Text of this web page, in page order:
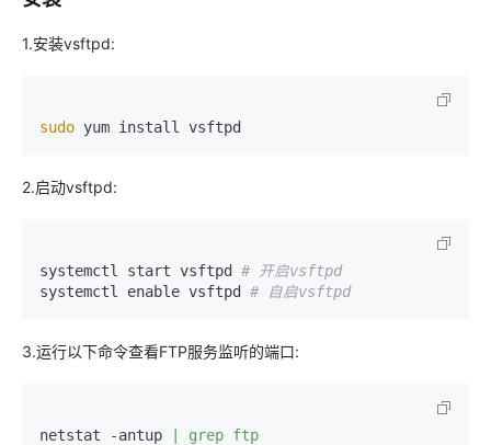
1.安装vsftpd:
sudo yum install vsftpd
2.启动vsftpd:
systemctl start vsftpd # 开启vsftpd
systemctl enable vsftpd # 自启vsftpd
3.运行以下命令查看FTP服务监听的端口:
netstat -antup | grep ftp